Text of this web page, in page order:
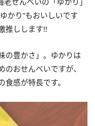
かり”もおいしいです
推しします!!
の豊かさ」。ゆかりは
おせんべいですが、
感が特長です。